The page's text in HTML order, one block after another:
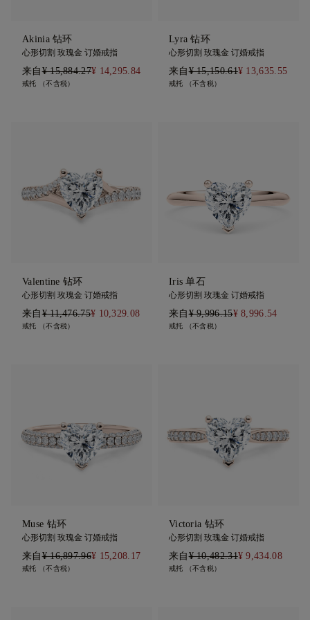
Akinia 钻环
心形切割 玫瑰金 订婚戒指
来自¥ 15,884.27¥ 14,295.84
戒托 （不含税）
Lyra 钻环
心形切割 玫瑰金 订婚戒指
来自¥ 15,150.61¥ 13,635.55
戒托 （不含税）
Valentine 钻环
心形切割 玫瑰金 订婚戒指
来自¥ 11,476.75¥ 10,329.08
戒托 （不含税）
Iris 单石
心形切割 玫瑰金 订婚戒指
来自¥ 9,996.15¥ 8,996.54
戒托 （不含税）
Muse 钻环
心形切割 玫瑰金 订婚戒指
来自¥ 16,897.96¥ 15,208.17
戒托 （不含税）
Victoria 钻环
心形切割 玫瑰金 订婚戒指
来自¥ 10,482.31¥ 9,434.08
戒托 （不含税）